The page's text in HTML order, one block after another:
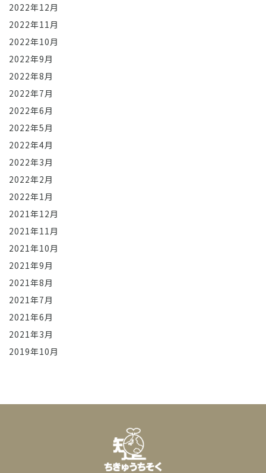
2022年12月
2022年11月
2022年10月
2022年9月
2022年8月
2022年7月
2022年6月
2022年5月
2022年4月
2022年3月
2022年2月
2022年1月
2021年12月
2021年11月
2021年10月
2021年9月
2021年8月
2021年7月
2021年6月
2021年3月
2019年10月